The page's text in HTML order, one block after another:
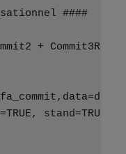
####
+ Commit3R
stand=TRUE,